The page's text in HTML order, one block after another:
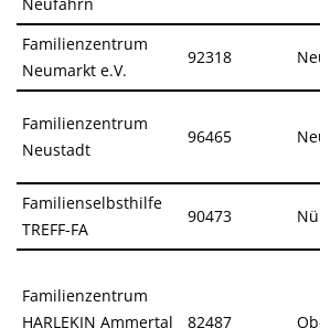
Neufahrn
Familienzentrum
Neumarkt e.V.
92318
Familienzentrum
Neustadt
96465
Familienselbsthilfe
TREFF-FA
90473
Familienzentrum
HARLEKIN Ammertal
82487